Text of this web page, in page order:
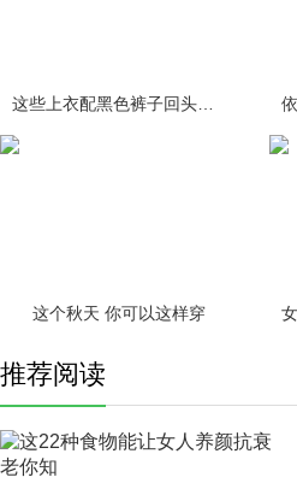
这个秋天 你可以这样穿
推荐阅读